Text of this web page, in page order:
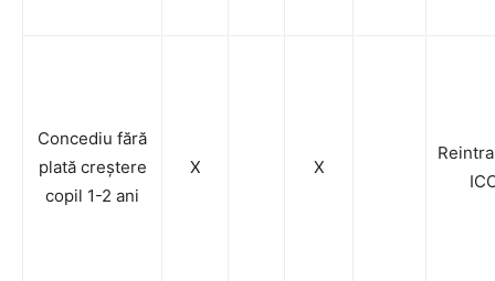
Concediu fără
plată creștere
copil 1-2 ani
X X